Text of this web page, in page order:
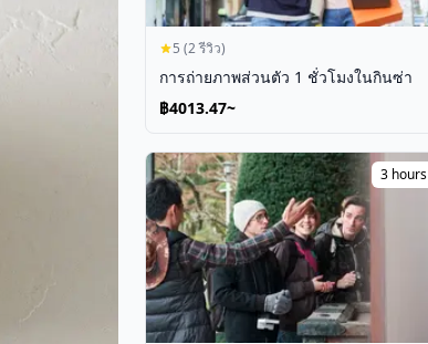
5 (2 รีวิว)
การถ่ายภาพส่วนตัว 1 ชั่วโมงในกินซ่า
฿4013.47~
3 hours